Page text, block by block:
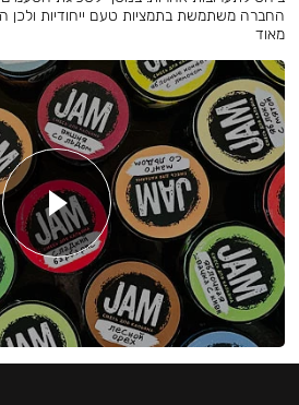
החברה משתמשת בתמציות טעם ייחודיות ולכן
מאוד